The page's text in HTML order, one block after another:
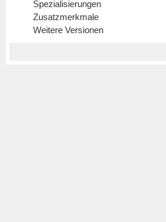
Spezialisierungen
Zusatzmerkmale
Weitere Versionen